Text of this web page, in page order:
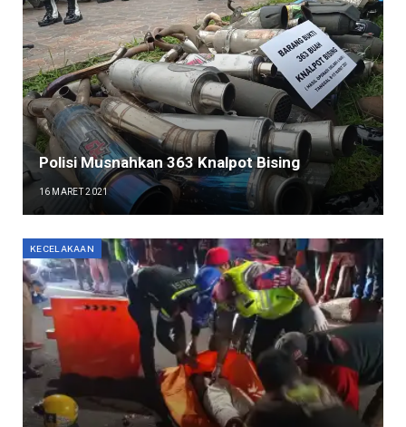
Polisi Musnahkan 363 Knalpot Bising
16 MARET 2021
KECELAKAAN